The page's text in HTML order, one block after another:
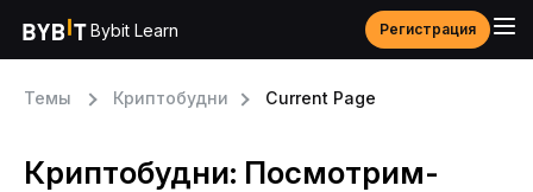
Bybit Learn Регистрация
Темы Криптобудни Current Page
Криптобудни: Поcмотрим-